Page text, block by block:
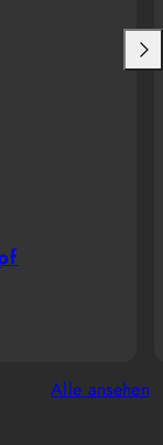
Nach
Alle ansehen